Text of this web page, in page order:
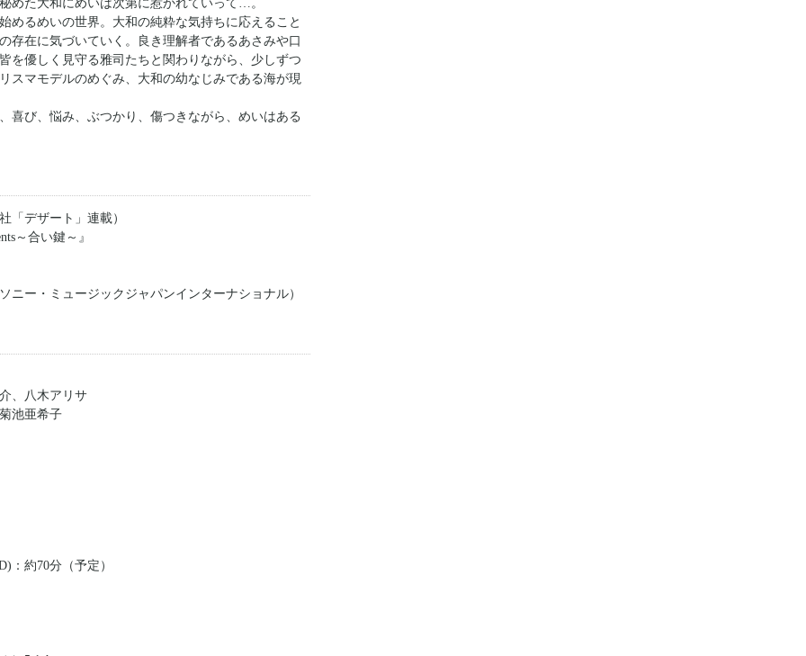
めた大和にめいは次第に惹かれていって…。
めるめいの世界。大和の純粋な気持ちに応えること
存在に気づいていく。良き理解者であるあさみや口
を優しく見守る雅司たちと関わりながら、少しずつ
スマモデルのめぐみ、大和の幼なじみである海が現
喜び、悩み、ぶつかり、傷つきながら、めいはある
「デザート」連載）
～合い鍵～』
ー・ミュージックジャパンインターナショナル）
、八木アリサ
池亜希子
：約70分（予定）